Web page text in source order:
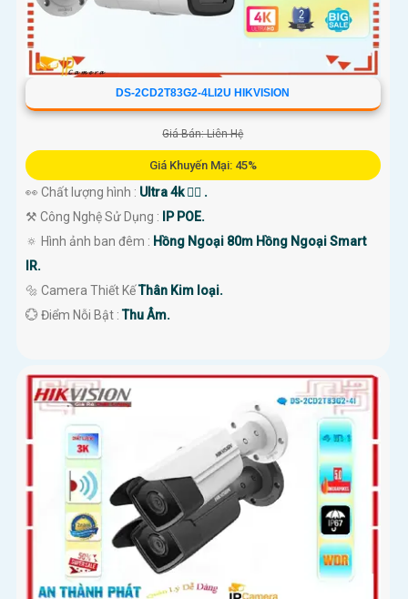
DS-2CD2T83G2-4LI2U HIKVISION
Giá Bán: Liên Hệ
Giá Khuyến Mại: 45%
👀 Chất lượng hình : Ultra 4k 👍🏾 .
⚒ Công Nghệ Sử Dụng :
IP POE.
🔅 Hình ảnh ban đêm : Hồng Ngoại 80m Hồng Ngoại Smart
IR.
🔩 Camera Thiết KếThân Kim loại.
️💮 Điểm Nỗi Bật :Thu Âm.